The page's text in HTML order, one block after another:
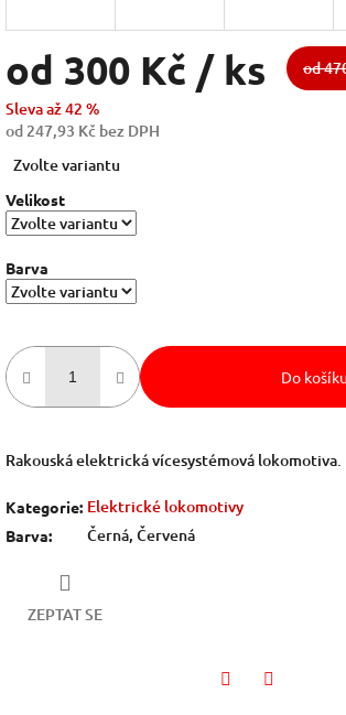
od 300 Kč / ks
od
Sleva až 42 %
od 247,93 Kč bez DPH
cena:
Zvolte variantu
Velikost
Barva
Do košíku
Rakouská elektrická vícesystémová lokomotiva.
Kategorie: Elektrické lokomotivy
Barva: Černá, Červená
ZEPTAT SE